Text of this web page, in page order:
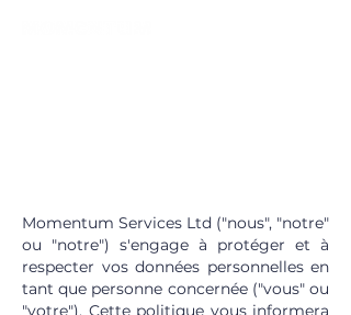
Momentum Services Ltd ("nous", "notre"
ou "notre") s'engage à protéger et à
respecter vos données personnelles en
tant que personne concernée ("vous" ou
"votre"). Cette politique vous informera